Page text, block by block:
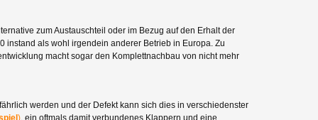
zum Austauschteil oder im Bezug auf den Erhalt der
instand als wohl irgendein anderer Betrieb in Europa. Zu
macht sogar den Komplettnachbau von nicht mehr
werden und der Defekt kann sich dies in verschiedenster
), ein oftmals damit verbundenes Klappern und eine